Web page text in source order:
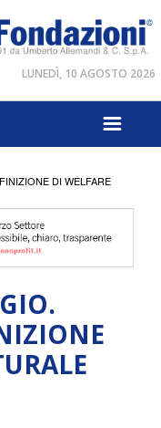
LUNEDÌ, 10 AGOSTO 2026
DI WELFARE